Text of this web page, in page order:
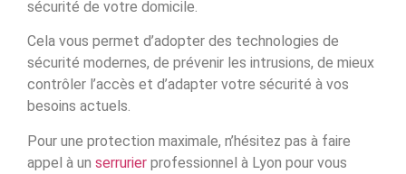
sécurité de votre domicile.
Cela vous permet d’adopter des technologies de
sécurité modernes, de prévenir les intrusions, de mieux
contrôler l’accès et d’adapter votre sécurité à vos
besoins actuels.
Pour une protection maximale, n’hésitez pas à faire
appel à un serrurier professionnel à Lyon pour vous